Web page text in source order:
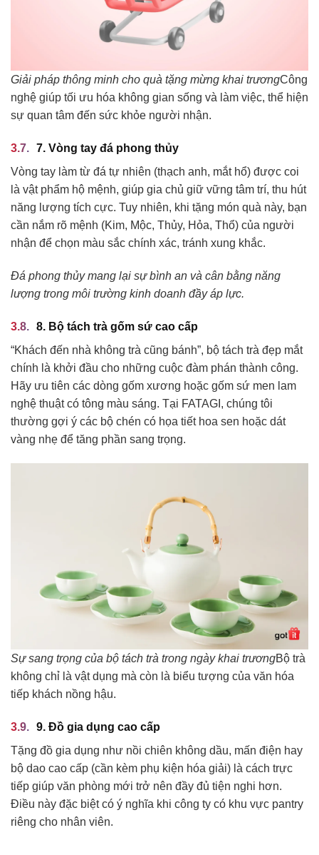
Giải pháp thông minh cho quà tặng mừng khai trươngCông
nghệ giúp tối ưu hóa không gian sống và làm việc, thể hiện
sự quan tâm đến sức khỏe người nhận.
7. Vòng tay đá phong thủy
Vòng tay làm từ đá tự nhiên (thạch anh, mắt hổ) được coi
là vật phẩm hộ mệnh, giúp gia chủ giữ vững tâm trí, thu hút
năng lượng tích cực. Tuy nhiên, khi tặng món quà này, bạn
cần nắm rõ mệnh (Kim, Mộc, Thủy, Hỏa, Thổ) của người
nhận để chọn màu sắc chính xác, tránh xung khắc.
Đá phong thủy mang lại sự bình an và cân bằng năng
lượng trong môi trường kinh doanh đầy áp lực.
8. Bộ tách trà gốm sứ cao cấp
“Khách đến nhà không trà cũng bánh”, bộ tách trà đẹp mắt
chính là khởi đầu cho những cuộc đàm phán thành công.
Hãy ưu tiên các dòng gốm xương hoặc gốm sứ men lam
nghệ thuật có tông màu sáng. Tại FATAGI, chúng tôi
thường gợi ý các bộ chén có họa tiết hoa sen hoặc dát
vàng nhẹ để tăng phần sang trọng.
Sự sang trọng của bộ tách trà trong ngày khai trươngBộ trà
không chỉ là vật dụng mà còn là biểu tượng của văn hóa
tiếp khách nồng hậu.
9. Đồ gia dụng cao cấp
Tặng đồ gia dụng như nồi chiên không dầu, mấn điện hay
bộ dao cao cấp (cần kèm phụ kiện hóa giải) là cách trực
tiếp giúp văn phòng mới trở nên đầy đủ tiện nghi hơn.
Điều này đặc biệt có ý nghĩa khi công ty có khu vực pantry
riêng cho nhân viên.